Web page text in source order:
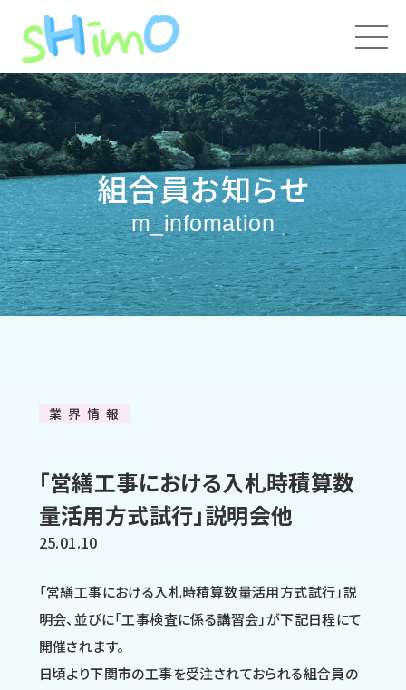
組合員お知らせ
m_infomation
業界情報
「営繕工事における入札時積算数
量活用方式試行」説明会他
25.01.10
「営繕工事における入札時積算数量活用方式試行」説
明会、並びに「工事検査に係る講習会」が下記日程にて
開催されます。
日頃より下関市の工事を受注されておられる組合員の